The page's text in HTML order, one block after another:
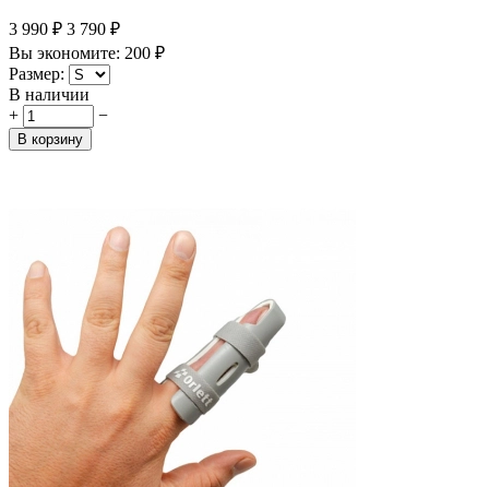
3 990 ₽ 3 790 ₽
Вы экономите: 200 ₽
Размер:
В наличии
+
−
В корзину